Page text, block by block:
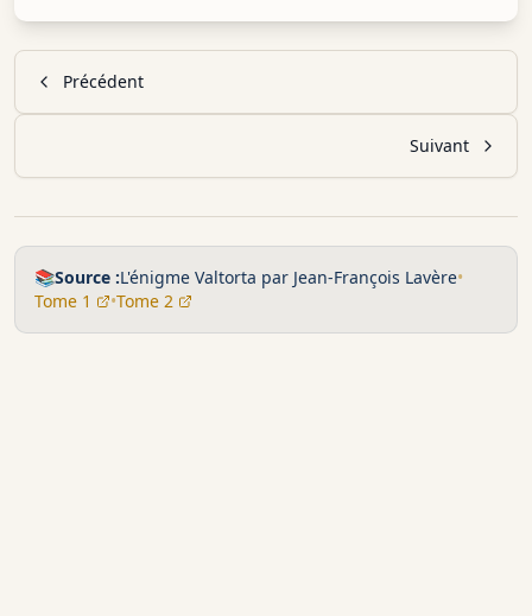
Précédent
Suivant
📚Source :L'énigme Valtorta par Jean-François Lavère•
Tome 1
•Tome 2